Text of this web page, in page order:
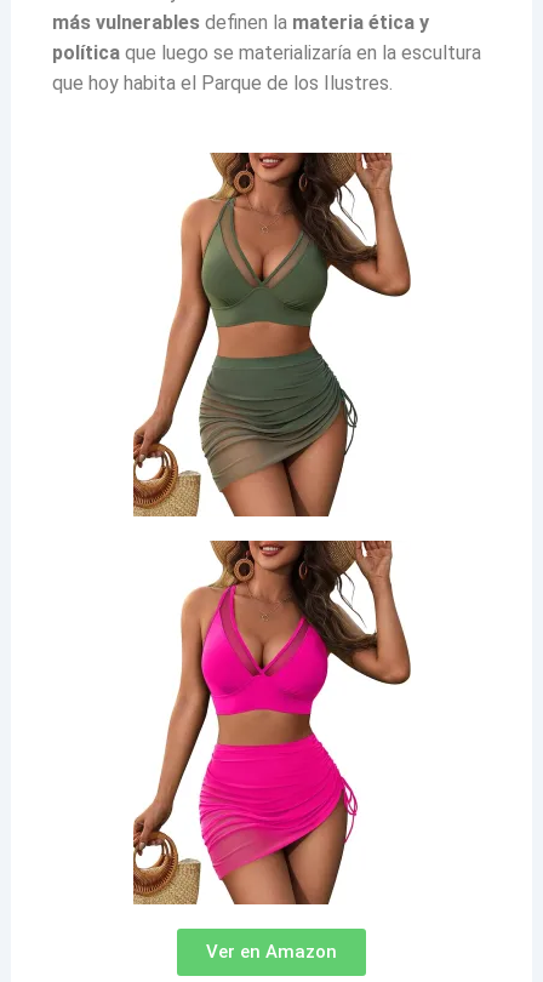
más vulnerablesdefinen la materia ética y
políticaque luego se materializaría en la escultura
que hoy habita el Parque de los Ilustres.
Ver en Amazon